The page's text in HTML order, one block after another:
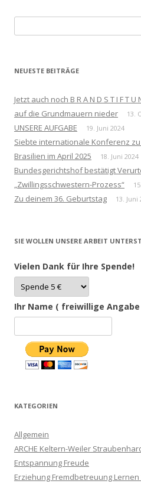
nach:
NEUESTE BEITRÄGE
Jetzt auch noch B R A N D S T I F T
auf die Grundmauern nieder
13.
UNSERE AUFGABE 19. Juni 2024
Siebte internationale Konferenz zu
Brasilien im April 2025
18. Juni 2024
Bundesgerichtshof bestätigt
„Zwillingsschwestern-Prozess“
Zu deinem 36. Geburtstag 13. Juni
SIE WOLLEN UNSERE ARBEIT
Vielen Dank für Ihre Spende!
Ihr Name ( freiwillige Angabe
KATEGORIEN
Allgemein
ARCHE Keltern-Weiler
Entspannung Freude
Erziehung Fremdbetreuung Lernen